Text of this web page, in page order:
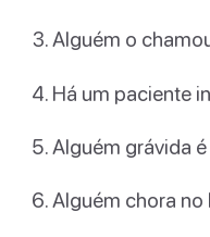
Alguém o
Há um paciente
Alguém grávida
Alguém chora no